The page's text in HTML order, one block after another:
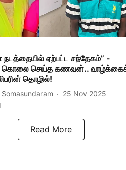
ஏற்பட்ட சந்தேகம்” -
கொலை செய்த கணவன்..
தொழில்!
25 Nov 2025
Read More